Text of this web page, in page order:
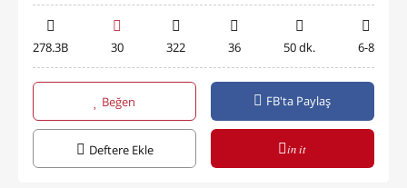
278.3B 30 322 36 50 dk. 6-8
Beğen FB'ta Paylaş
Deftere Ekle in it